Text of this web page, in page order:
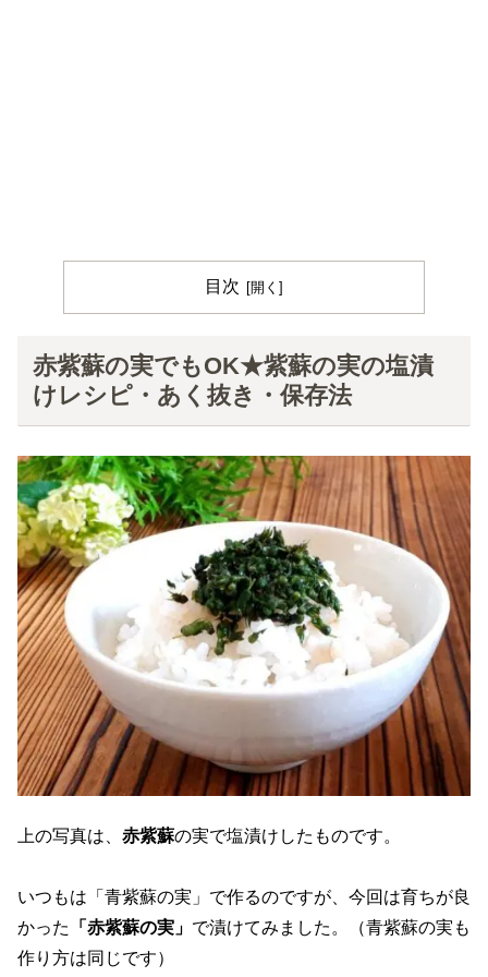
目次
赤紫蘇の実でもOK★紫蘇の実の塩漬
けレシピ・あく抜き・保存法
上の写真は、 赤紫蘇の実で塩漬けしたものです。
いつもは「青紫蘇の実」で作るのですが、今回は育ちが良
かった
「赤紫蘇の実」 で漬けてみました。（青紫蘇の実も
作り方は同じです）